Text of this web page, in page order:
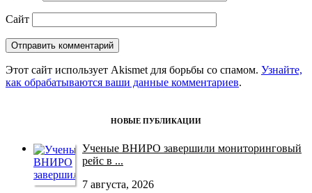
Сайт
Этот сайт использует Akismet для борьбы со спамом. Узнайте,
как обрабатываются ваши данные комментариев.
НОВЫЕ ПУБЛИКАЦИИ
Ученые ВНИРО завершили мониторинговый
рейс в ...
7 августа, 2026